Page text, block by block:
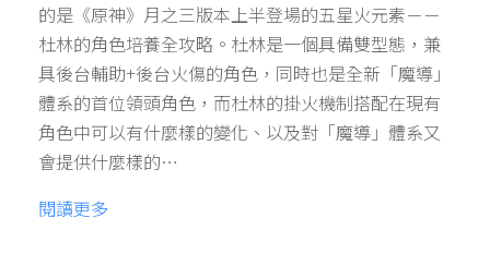
的是《原神》月之三版本上半登場的五星火元素－－
杜林的角色培養全攻略。杜林是一個具備雙型態，兼
具後台輔助+後台火傷的角色，同時也是全新「魔導」
體系的首位領頭角色，而杜林的掛火機制搭配在現有
角色中可以有什麼樣的變化、以及對「魔導」體系又
會提供什麼樣的…
閱讀更多